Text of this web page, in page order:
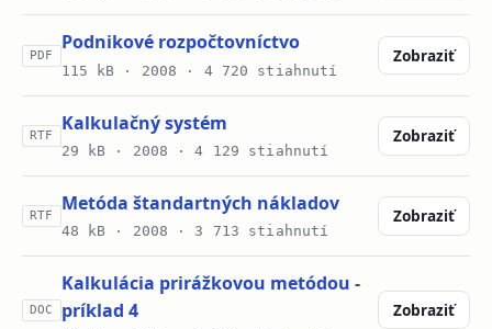
PDF
Podnikové rozpočtovníctvo
115 kB · 2008 · 4 720 stiahnutí
Zobraziť
RTF
Kalkulačný systém
29 kB · 2008 · 4 129 stiahnutí
Zobraziť
RTF
Metóda štandartných nákladov
48 kB · 2008 · 3 713 stiahnutí
Zobraziť
DOC
Kalkulácia prirážkovou metódou -
príklad 4
Zobraziť